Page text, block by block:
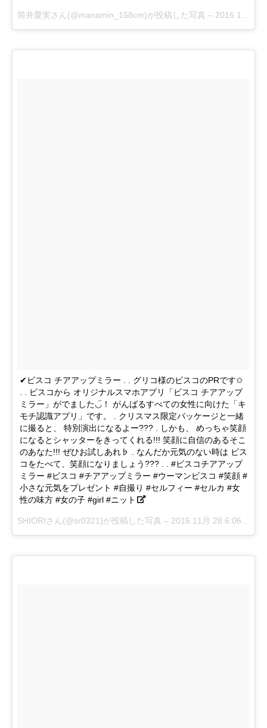
筒井愛実さん(@manamin_158cm)が投稿した写真 – 2016 11月 28 4:55午前 PST
✔︎ビスコ チアアップミラー . . グリコ様のビスコのPRです✩
. . ビスコから オリジナルスマホアプリ「ビスコ チアアップ
ミラー」がでました◡̈！ がんばるすべての女性に向けた「キ
モチ認識アプリ」です。 . クリスマス限定パッケージと一緒
に撮ると、 特別演出になるよー??? . しかも、 めっちゃ笑顔
になるとシャッターをきってくれる!!! 笑顔に自信のあるそこ
のあなた!!! ぜひお試しあれ♭ . なんだか元気のない時は ビス
コをたべて、笑顔になりましょう??? . . #ビスコチアアップ
ミラー #ビスコ #チアアップミラー #ウーマンビスコ #笑顔 #
小さな元気をプレゼント #自撮り #セルフィー #セルカ #女
性の味方 #女の子 #girl #ニット
SHIORIさん(@sr0321)が投稿した写真 – 2016 11月 28 6:06午前 PST